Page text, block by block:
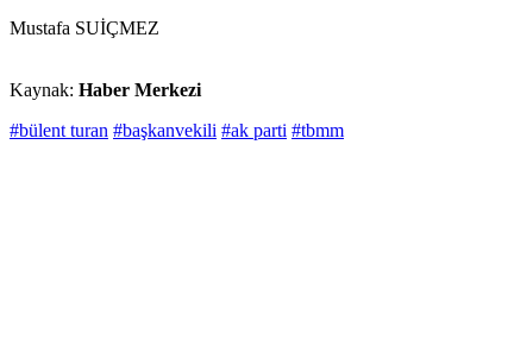
Mustafa SUİÇMEZ
Kaynak: Haber Merkezi
#bülent turan #başkanvekili #ak parti #tbmm